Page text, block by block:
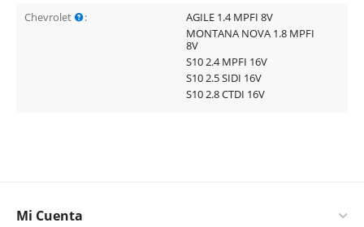
Chevrolet
:
AGILE 1.4 MPFI 8V
MONTANA NOVA 1.8 MPFI
8V
S10 2.4 MPFI 16V
S10 2.5 SIDI 16V
S10 2.8 CTDI 16V
Mi Cuenta